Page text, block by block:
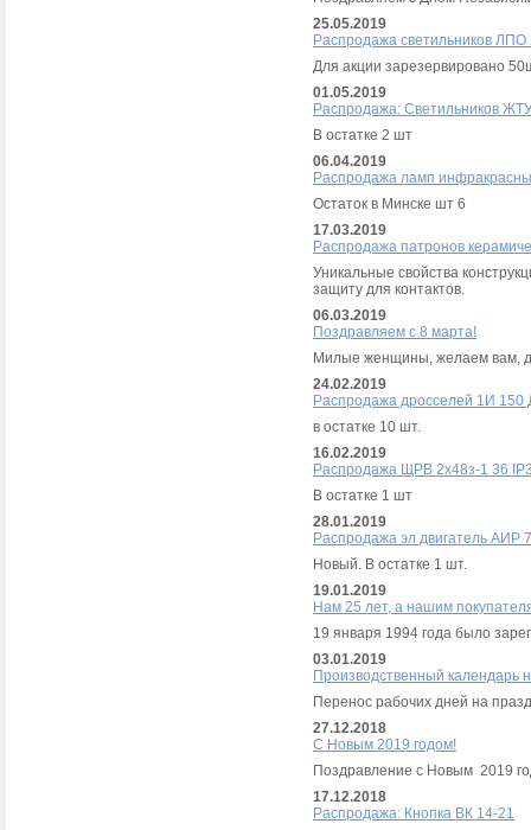
25.05.2019
Распродажа светильников
Для акции зарезервировано
01.05.2019
Распродажа: Светильников
В остатке 2 шт
06.04.2019
Распродажа ламп
Остаток в Минске шт 6
17.03.2019
Распродажа патронов
Уникальные свойства
защиту для контактов.
06.03.2019
Поздравляем с 8 марта!
Милые женщины, желаем вам,
24.02.2019
Распродажа дросселей 1И
в остатке 10 шт.
16.02.2019
Распродажа ЩРВ 2х48з-1 36
В остатке 1 шт
28.01.2019
Распродажа эл двигатель
Новый. В остатке 1 шт.
19.01.2019
Нам 25 лет, а нашим
19 января 1994 года было
03.01.2019
Производственный календарь
Перенос рабочих дней на
27.12.2018
С Новым 2019 годом!
Поздравление с Новым 2019
17.12.2018
Распродажа: Кнопка ВК 14-21